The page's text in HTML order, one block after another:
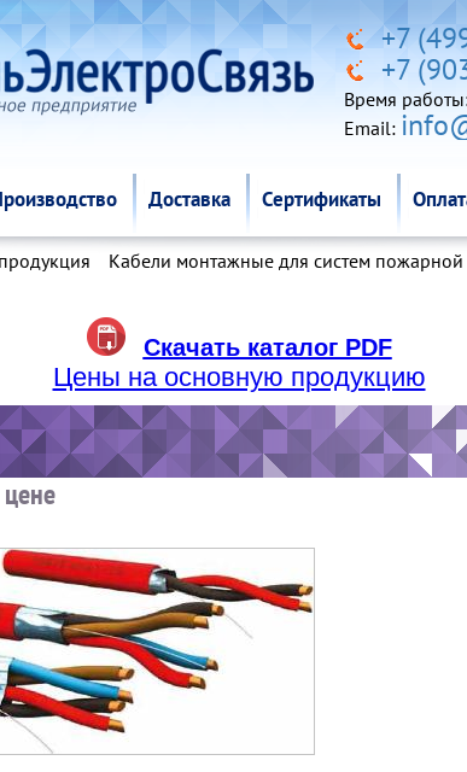
+7
+7
Время
Email:
Доставка Сертификаты
Доставка Сертификаты
Кабели монтажные для систем пожарной
Скачать каталог PDF
Цены на основную продукцию